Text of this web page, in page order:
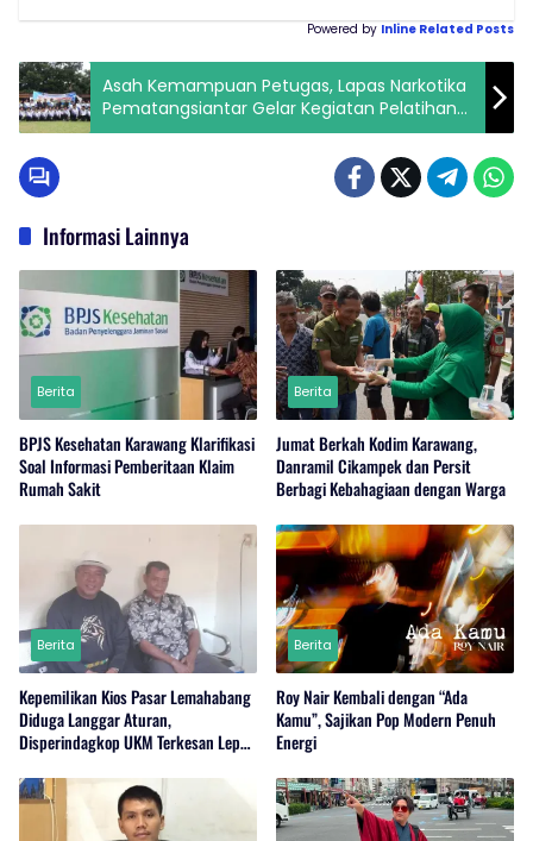
Powered by Inline Related Posts
Asah Kemampuan Petugas, Lapas Narkotika
Pematangsiantar Gelar Kegiatan Pelatihan
Menembak di Mako Brimob Kompi II Yon B
Informasi Lainnya
Berita
BPJS Kesehatan Karawang Klarifikasi
Soal Informasi Pemberitaan Klaim
Rumah Sakit
Berita
Jumat Berkah Kodim Karawang,
Danramil Cikampek dan Persit
Berbagi Kebahagiaan dengan Warga
Berita
Kepemilikan Kios Pasar Lemahabang
Diduga Langgar Aturan,
Disperindagkop UKM Terkesan Lepas
Berita
Roy Nair Kembali dengan “Ada
Kamu”, Sajikan Pop Modern Penuh
Energi